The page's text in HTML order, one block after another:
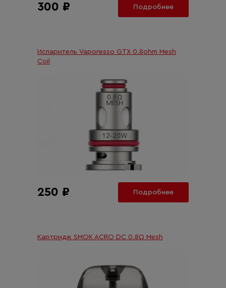
300 ₽ Подробнее
Испаритель Vaporesso GTX 0.8ohm Mesh
Coil
250 ₽ Подробнее
Картридж SMOK ACRO DC 0.8Ω Mesh